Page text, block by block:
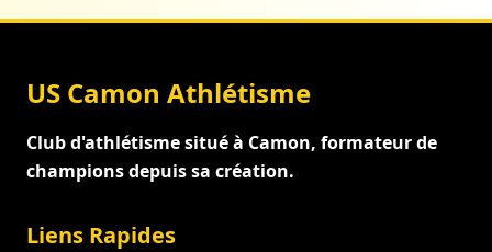
US Camon Athlétisme
Club d'athlétisme situé à Camon, formateur de
champions depuis sa création.
Liens Rapides